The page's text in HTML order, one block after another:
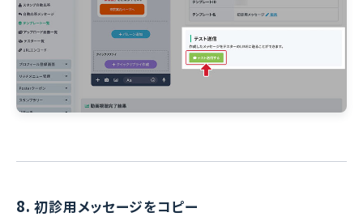
8. 初診用メッセージをコピー